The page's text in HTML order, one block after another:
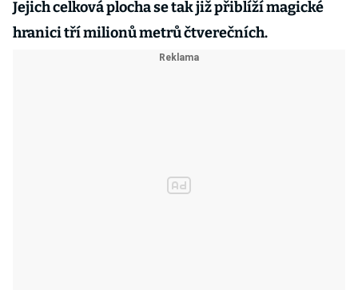
Jejich celková plocha se tak již přiblíží magické
hranici tří milionů metrů čtverečních.